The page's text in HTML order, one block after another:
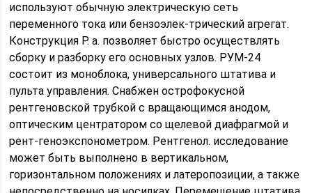
используют обычную электрическую сеть
переменного тока или бензоэлек-трический агрегат.
Конструкция Р. а. позволяет быстро осуществлять
сборку и разборку его основных узлов. РУМ-24
состоит из моноблока, универсального штатива и
пульта управления. Снабжен острофокусной
рентгеновской трубкой с вращающимся анодом,
оптическим центратором со щелевой диафрагмой и
рент-геноэкспонометром. Рентгенол. исследование
может быть выполнено в вертикальном,
горизонтальном положениях и латеропозиции, а также